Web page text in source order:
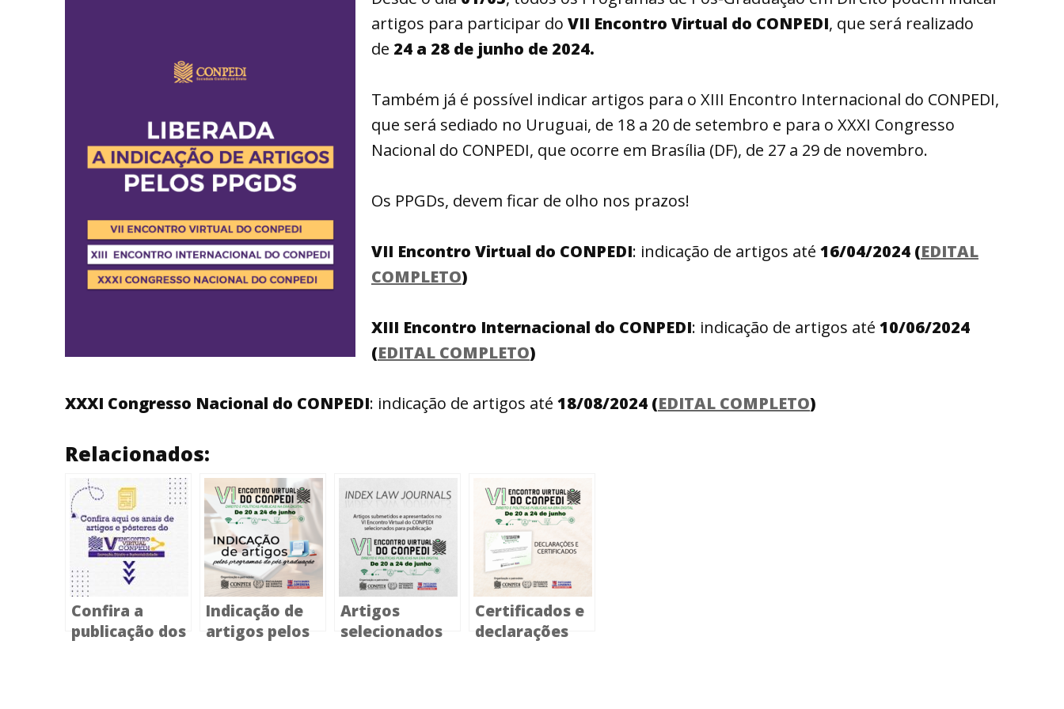
artigos para participar do VII Encontro Virtual do CONPEDI, que será realizado
de 24 a 28 de junho de 2024.
‌Também já é possível indicar artigos para o XIII Encontro Internacional do CONPEDI,
que será sediado no Uruguai, de 18 a 20 de setembro e para o XXXI Congresso
Nacional do CONPEDI, que ocorre em Brasília (DF), de 27 a 29 de novembro.
Os PPGDs, devem ficar de olho nos prazos!
VII Encontro Virtual do CONPEDI: indicação de artigos até 16/04/2024 (EDITAL
COMPLETO)
XIII Encontro Internacional do CONPEDI: indicação de artigos até 10/06/2024
(EDITAL COMPLETO)
XXXI Congresso Nacional do CONPEDI: indicação de artigos até 18/08/2024 (EDITAL COMPLETO)
Relacionados:
Confira a
publicação dos
Indicação de
artigos pelos
Artigos
selecionados
Certificados e
declarações